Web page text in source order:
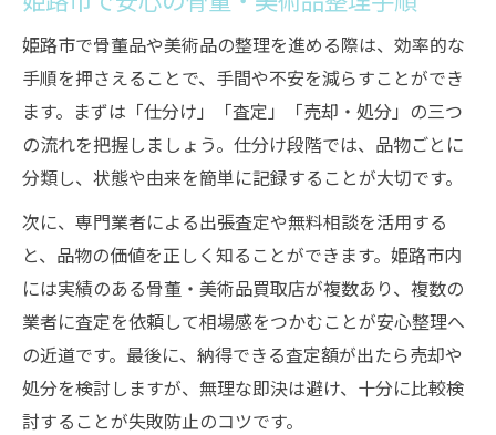
複数査定のメリットと注意点を知る
遺品整理で骨董品の魅力を最大に引き出す秘訣
骨董・美術品の遺品整理で失敗しない秘策
遺品整理時に見落としがちな骨董の価値
美術品を大切に扱う整理のポイント
遺品として残す骨董品の選び方を考える
遺品整理と高価買取を両立させる方法
適切な買取先選びが整理を成功へ導くポイント
骨董・美術品整理で買取先を選ぶ基準
信頼できる買取業者の見極め方を伝授
買取先選びで高価買取を実現する方法
骨董・美術品を任せたい業者の特徴
姫路市で骨董品や美術品の整理を進める際は、効率的な
手順を押さえることで、手間や不安を減らすことができ
ます。まずは「仕分け」「査定」「売却・処分」の三つ
の流れを把握しましょう。仕分け段階では、品物ごとに
分類し、状態や由来を簡単に記録することが大切です。
次に、専門業者による出張査定や無料相談を活用する
と、品物の価値を正しく知ることができます。姫路市内
には実績のある骨董・美術品買取店が複数あり、複数の
業者に査定を依頼して相場感をつかむことが安心整理へ
の近道です。最後に、納得できる査定額が出たら売却や
処分を検討しますが、無理な即決は避け、十分に比較検
討することが失敗防止のコツです。